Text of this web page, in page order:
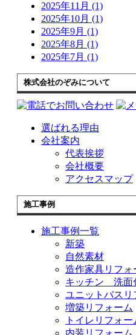
2025年11月 (1)
2025年10月 (1)
2025年9月 (1)
2025年8月 (1)
2025年7月 (1)
株式会社のぞみについて
選ばれる理由
会社案内
代表挨拶
会社概要
アクセスマップ
施工事例
施工事例一覧
新築
自然素材
造作家具リフォ
キッチン 洗面
ユニットバスリ
増築リフォーム
トイレリフォー
内装リフォーム